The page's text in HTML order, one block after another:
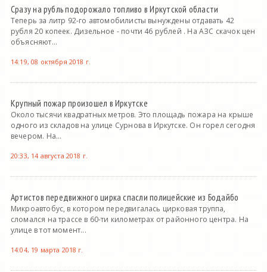
Сразу на рубль подорожало топливо в Иркутской области
Теперь за литр 92-го автомобилисты вынуждены отдавать 42
рубля 20 копеек. Дизельное - почти 46 рублей . На АЗС скачок цен
объясняют...
14:19, 08 октября 2018 г.
Крупный пожар произошел в Иркутске
Около тысячи квадратных метров. Это площадь пожара на крыше
одного из складов на улице Сурнова в Иркутске. Он горел сегодня
вечером. На...
20:33, 14 августа 2018 г.
Артистов передвижного цирка спасли полицейские из Бодайбо
Микроавтобус, в котором передвигалась цирковая труппа,
сломался на трассе в 60-ти километрах от районного центра. На
улице в тот момент...
14:04, 19 марта 2018 г.